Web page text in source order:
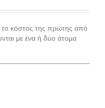
το κόστος της πρώτης από
με ένα ή δύο άτομα